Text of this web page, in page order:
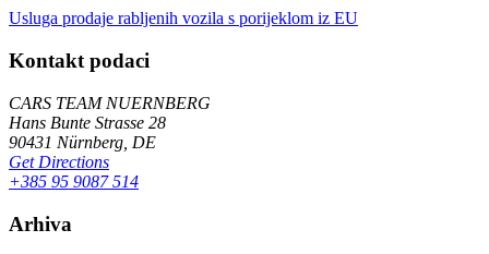
Usluga prodaje rabljenih vozila s porijeklom iz EU
Kontakt podaci
CARS TEAM NUERNBERG
Hans Bunte Strasse 28
90431 Nürnberg, DE
Get Directions
+385 95 9087 514
Arhiva